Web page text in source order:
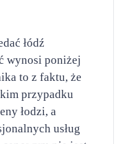
łódź
wynosi poniżej
to z faktu, że
przypadku
łodzi, a
usług